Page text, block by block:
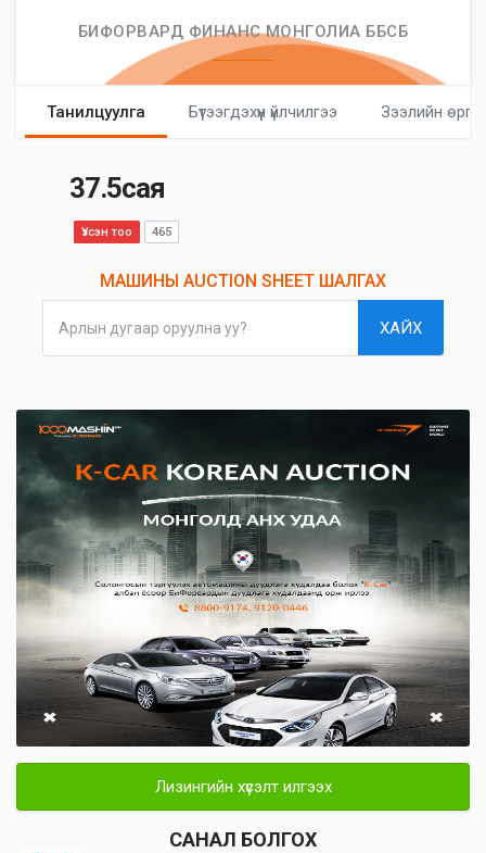
БИФОРВАРД ФИНАНС МОНГОЛИА ББСБ
Танилцуулга Бүтээгдэхүүн үйлчилгээ Зээлийн
37.5сая
Үзсэн тоо 465
МАШИНЫ AUCTION SHEET ШАЛГАХ
Арлын дугаар оруулна уу? ХАЙХ
Лизингийн хүсэлт илгээх
САНАЛ БОЛГОХ